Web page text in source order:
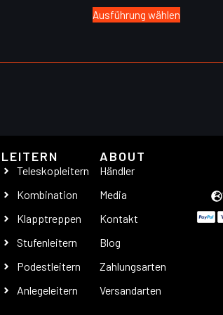
Ausführung wählen
LEITERN
Teleskopleitern
Kombination
Klapptreppen
Stufenleitern
Podestleitern
Anlegeleitern
ABOUT
Händler
Media
Kontakt
Blog
Zahlungsarten
Versandarten